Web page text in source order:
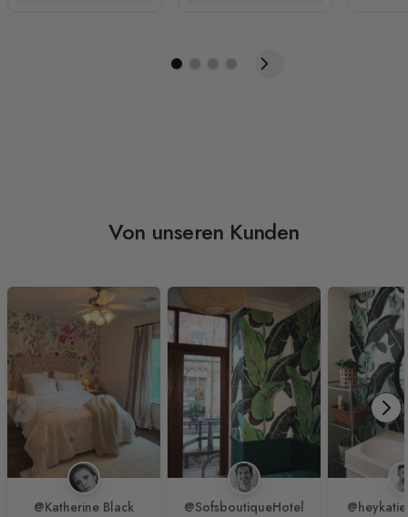
Von unseren Kunden
@Katherine Black @SofsboutiqueHotel